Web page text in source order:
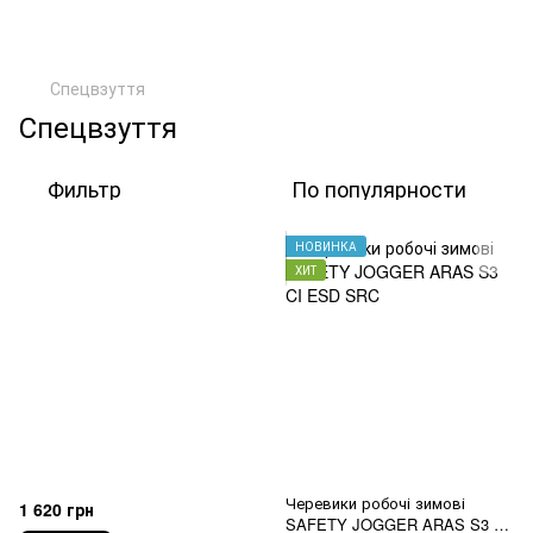
Спецвзуття
Спецвзуття
Фильтр По популярности
1 620 грн
НОВИНКА
ХИТ
Черевики робочі зимові
SAFETY JOGGER ARAS S3 CI